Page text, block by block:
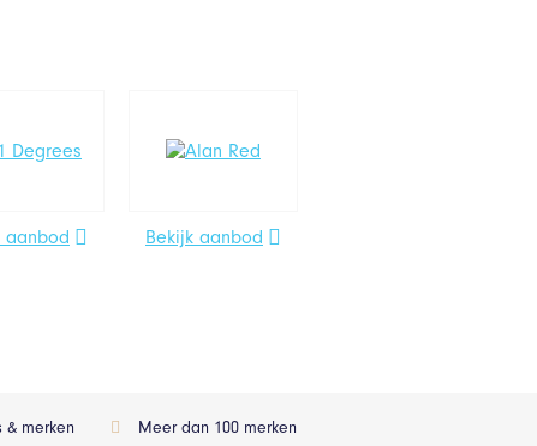
aanbod Bekijk aanbod
& merken Meer dan 100 merken